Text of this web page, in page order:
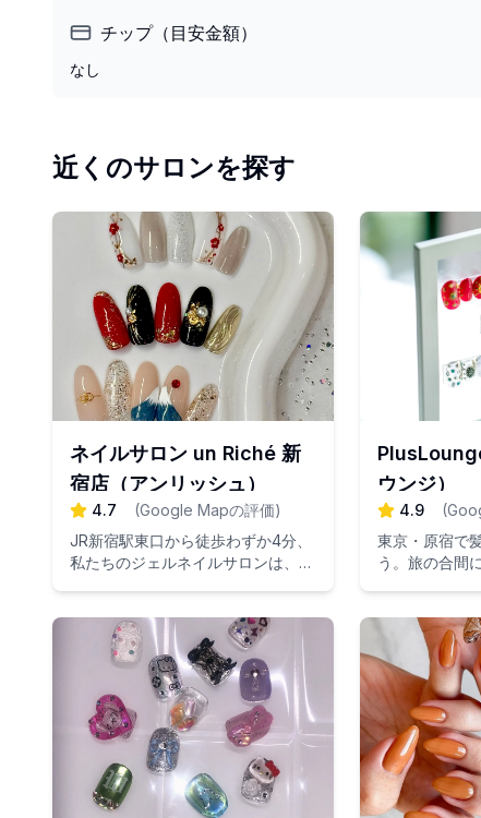
チップ（目安金額）
なし
近くのサロンを探す
ネイルサロン un Riché 新
宿店（アンリッシュ）
4.7 (Google Mapの評価)
JR新宿駅東口から徒歩わずか4分、
私たちのジェルネイルサロンは、多
ート作品に変身させる究極の贅沢を
体験してください。今すぐご予約を
して、輝く爪を手に入れましょう！
ウンジ）
4.9 (
東京・原宿で
う。旅の合間